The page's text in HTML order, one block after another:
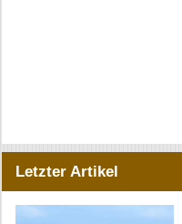
Letzter Artikel